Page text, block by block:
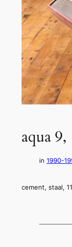
aqua 9,
in 1990-
cement, staal,